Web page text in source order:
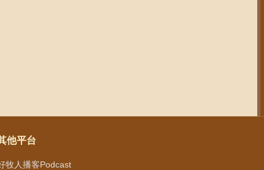
他平台
牧人播客Podcast